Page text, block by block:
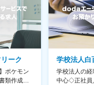
リーク
ポケモン
類作成・
学校法人白
学校法人の
中心◇正社員